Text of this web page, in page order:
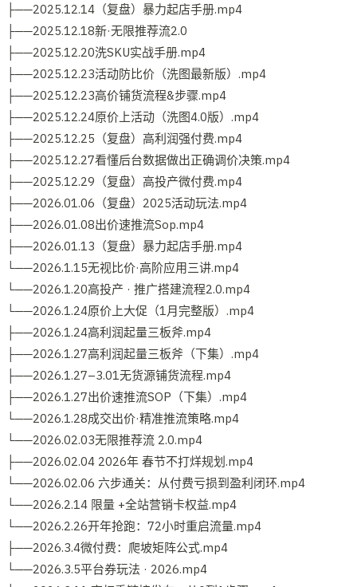
├──2025.12.14（复盘）暴力起店手册.mp4
├──2025.12.18新·无限推荐流2.0
├──2025.12.20洗SKU实战手册.mp4
├──2025.12.23活动防比价（洗图最新版）.mp4
├──2025.12.23高价铺货流程&步骤.mp4
├──2025.12.24原价上活动（洗图4.0版）.mp4
├──2025.12.25（复盘）高利润强付费.mp4
├──2025.12.27看懂后台数据做出正确调价决策.mp4
├──2025.12.29（复盘）高投产微付费.mp4
├──2026.01.06（复盘）2025活动玩法.mp4
├──2026.01.08出价速推流Sop.mp4
├──2026.01.13（复盘）暴力起店手册.mp4
└──2026.1.15无视比价·高阶应用三讲.mp4
└──2026.1.20高投产 · 推广搭建流程2.0.mp4
└──2026.1.24原价上大促（1月完整版）.mp4
├──2026.1.24高利润起量三板斧.mp4
├──2026.1.27高利润起量三板斧（下集）.mp4
├──2026.1.27–3.01无货源铺货流程.mp4
├──2026.1.27出价速推流SOP（下集）.mp4
└──2026.1.28成交出价·精准推流策略.mp4
└──2026.02.03无限推荐流 2.0.mp4
├──2026.02.04 2026年 春节不打烊规划.mp4
└──2026.02.06 六步通关：从付费亏损到盈利闭环.mp4
└──2026.2.14 限量 +全站营销卡权益.mp4
└──2026.2.26开年抢跑：72小时重启流量.mp4
├──2026.3.4微付费：爬坡矩阵公式.mp4
└──2026.3.5平台券玩法 · 2026.mp4